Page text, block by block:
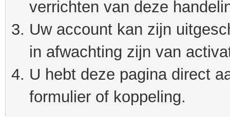
verrichten van deze
Uw account kan zijn
in afwachting zijn van
U hebt deze pagina direct
formulier of koppeling.